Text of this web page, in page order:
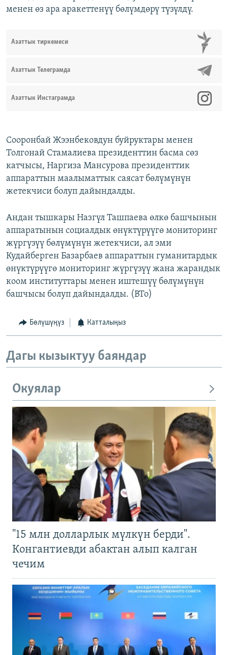
менен өз ара аракеттенүү бөлүмдөрү түзүлдү.
Азаттык тиркемеси
Азаттык Телеграмда
Азаттык Инстаграмда
Сооронбай Жээнбековдун буйруктары менен
Толгонай Стамалиева президенттин басма сөз
катчысы, Наргиза Мансурова президенттик
аппараттын маалыматтык саясат бөлүмүнүн
жетекчиси болуп дайындалды.
Андан тышкары Назгүл Ташпаева өлкө башчынын
аппаратынын социалдык өнүктүрүүгө мониторинг
жүргүзүү бөлүмүнүн жетекчиси, ал эми
Кудайберген Базарбаев аппараттын гуманитардык
өнүктүрүүгө мониторинг жүргүзүү жана жарандык
коом институттары менен иштешүү бөлүмүнүн
башчысы болуп дайындалды. (BTo)
Бөлүшүңүз Катталыңыз
Дагы кызыктуу баяндар
Окуялар
"15 млн долларлык мүлкүн берди".
Конгантиевди абактан алып калган
чечим